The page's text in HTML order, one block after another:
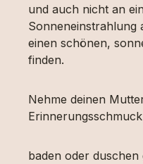
und auch nicht an
Sonneneinstrahlung
einen schönen,
finden.
Nehme deinen
baden oder